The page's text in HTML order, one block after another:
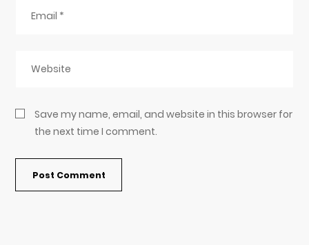
Save my name, email, and website in this browser for
the next time I comment.